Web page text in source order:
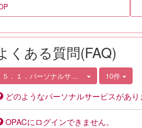
くある質問(FAQ)
５．１．パーソナルサービスについて
10件
どのようなパーソナルサービスがあり
OPACにログインできません。